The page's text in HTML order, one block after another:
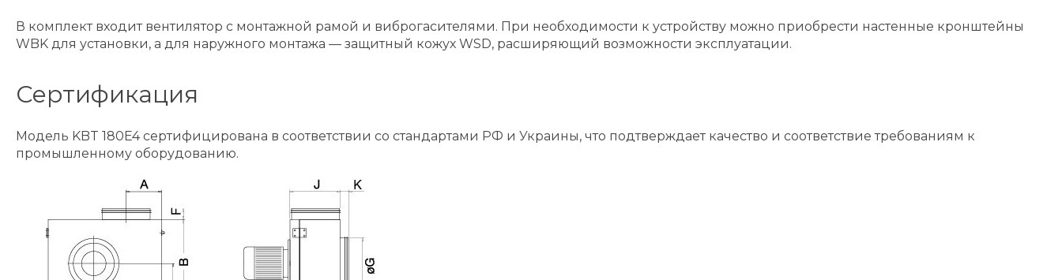
В комплект входит вентилятор с монтажной рамой и виброгасителями. При необходимости к устройству можно приобрести настенные кронштейны
WBK для установки, а для наружного монтажа — защитный кожух WSD, расширяющий возможности эксплуатации.
Сертификация
Модель KBT 180E4 сертифицирована в соответствии со стандартами РФ и Украины, что подтверждает качество и соответствие требованиям к
промышленному оборудованию.